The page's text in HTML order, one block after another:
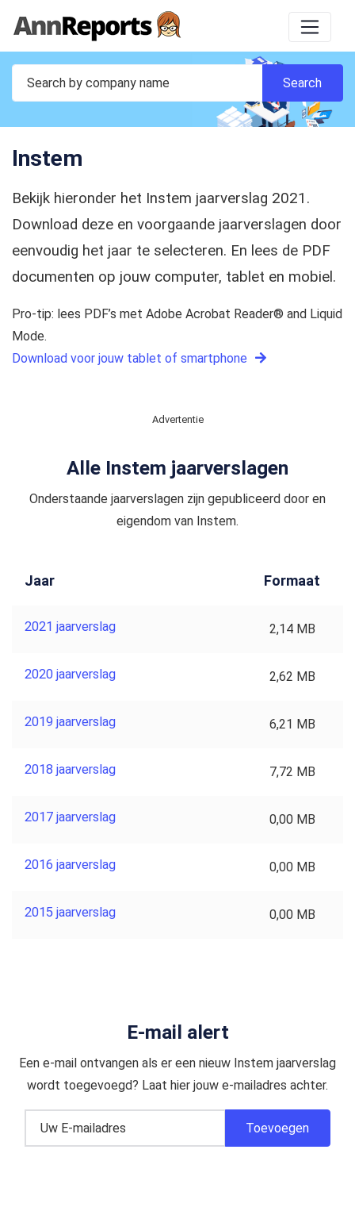
Instem
Bekijk hieronder het Instem jaarverslag 2021.
Download deze en voorgaande jaarverslagen door
eenvoudig het jaar te selecteren. En lees de PDF
documenten op jouw computer, tablet en mobiel.
Pro-tip: lees PDF’s met Adobe Acrobat Reader® and Liquid
Mode.
Download voor jouw tablet of smartphone
Advertentie
Alle Instem jaarverslagen
Onderstaande jaarverslagen zijn gepubliceerd door en
eigendom van Instem.
Jaar Formaat
2021 jaarverslag 2,14 MB
2020 jaarverslag 2,62 MB
2019 jaarverslag 6,21 MB
2018 jaarverslag 7,72 MB
2017 jaarverslag 0,00 MB
2016 jaarverslag 0,00 MB
2015 jaarverslag 0,00 MB
E-mail alert
Een e-mail ontvangen als er een nieuw Instem jaarverslag
wordt toegevoegd? Laat hier jouw e-mailadres achter.